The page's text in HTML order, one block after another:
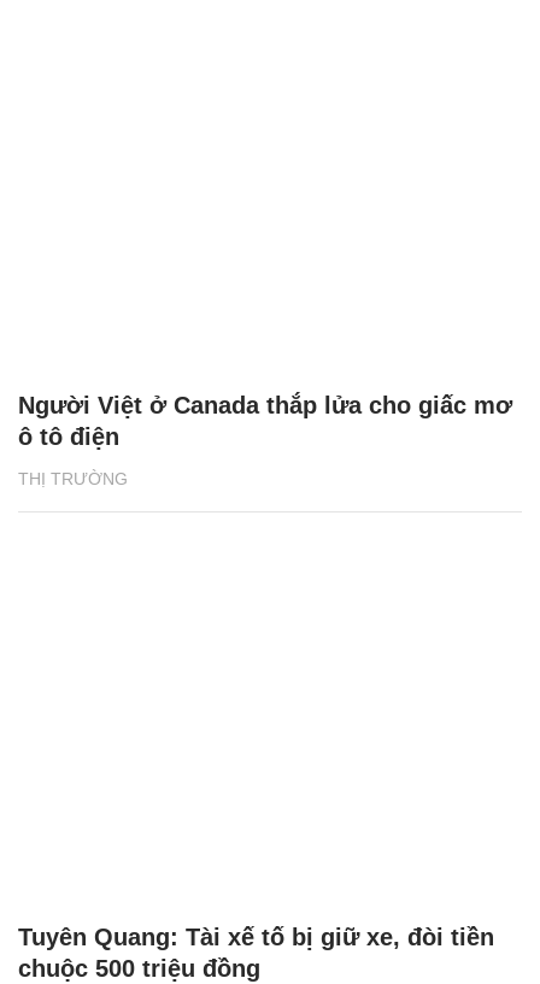
THỊ TRƯỜNG
Người Việt ở Canada thắp lửa cho giấc mơ
ô tô điện
Tuyên Quang: Tài xế tố bị giữ xe, đòi tiền
chuộc 500 triệu đồng